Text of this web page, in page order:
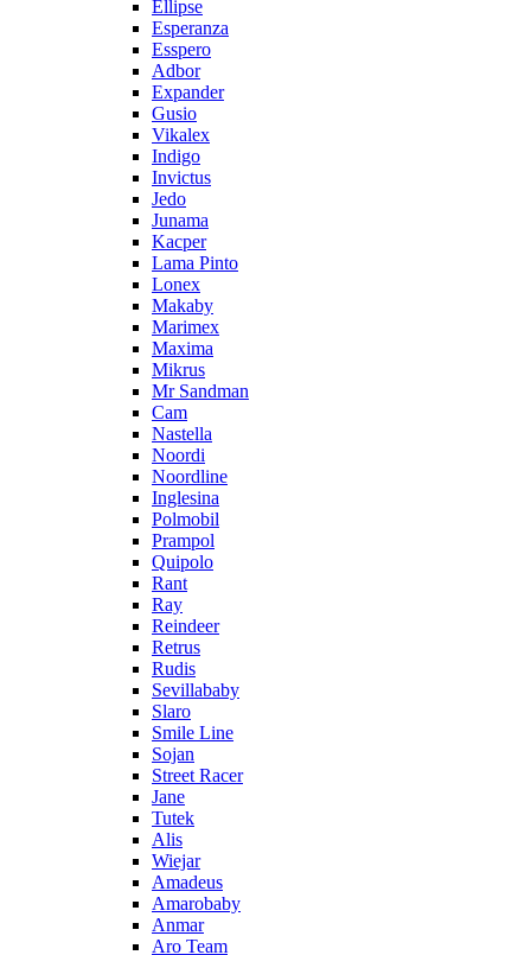
Ellipse
Esperanza
Esspero
Adbor
Expander
Gusio
Vikalex
Indigo
Invictus
Jedo
Junama
Kacper
Lama Pinto
Lonex
Makaby
Marimex
Maxima
Mikrus
Mr Sandman
Cam
Nastella
Noordi
Noordline
Inglesina
Polmobil
Prampol
Quipolo
Rant
Ray
Reindeer
Retrus
Rudis
Sevillababy
Slaro
Smile Line
Sojan
Street Racer
Jane
Tutek
Alis
Wiejar
Amadeus
Amarobaby
Anmar
Aro Team